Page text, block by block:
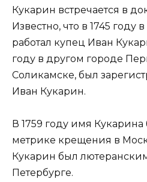
Кукарин встречается в
Известно, что в 1745
работал купец Иван
году в другом городе
Соликамске, был
Иван Кукарин.
В 1759 году имя Кукарина
метрике крещения в
Кукарин был
Петербурге.